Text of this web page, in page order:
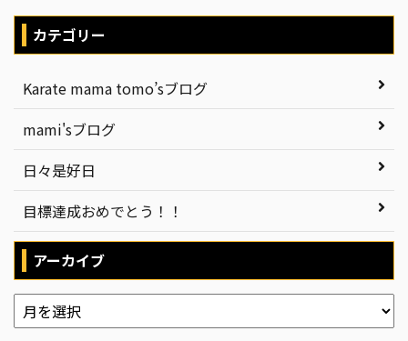
カテゴリー
Karate mama tomo’sブログ
mami'sブログ
日々是好日
目標達成おめでとう！！
アーカイブ